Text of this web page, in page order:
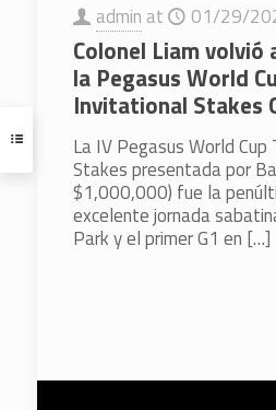
admin at 01/29/
Colonel Liam
la Pegasus World
Invitational Stakes
La IV Pegasus World
Stakes presentada por
$1,000,000) fue la
excelente jornada
Park y el primer G1 en […]